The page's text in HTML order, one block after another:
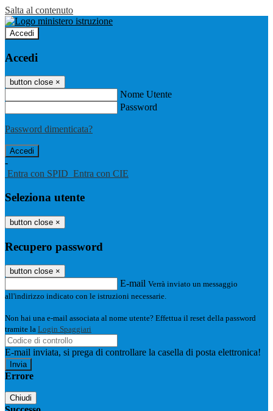
Salta al contenuto
Accedi
Accedi
button close ×
Nome Utente
Password
Password dimenticata?
-
Entra con SPID Entra con CIE
Seleziona utente
button close ×
Recupero password
button close ×
E-mail Verrà inviato un messaggio
all'indirizzo indicato con le istruzioni necessarie.
Non hai una e-mail associata al nome utente? Effettua il reset della password
tramite la Login Spaggiari
E-mail inviata, si prega di controllare la casella di posta elettronica!
Errore
Chiudi